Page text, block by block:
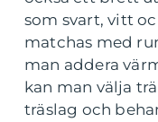
som svart, vitt
matchas med
man addera
kan man välja
träslag och